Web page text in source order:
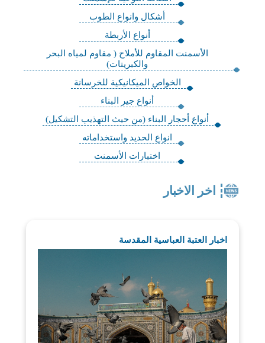
أشكال وانواع الطوب
أنواع الأربطة
الأسمنت المقاوم للأملاح ( مقاوم لمياه البحر
والكبريتات)
الخواص الميكانيكية للخرسانة
أنواع جير البناء
أنواع أحجار البناء (من حيث التهذيب التشكيل)
انواع الحديد واستخداماته
اختبارات الأسمنت
اخر الاخبار
اخبار العتبة العباسية المقدسة